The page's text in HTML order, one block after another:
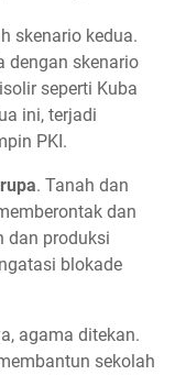
skenario kedua.
dengan skenario
seperti Kuba
ini, terjadi
PKI.
. Tanah dan
dan
dan produksi
blokade
agama ditekan.
sekolah